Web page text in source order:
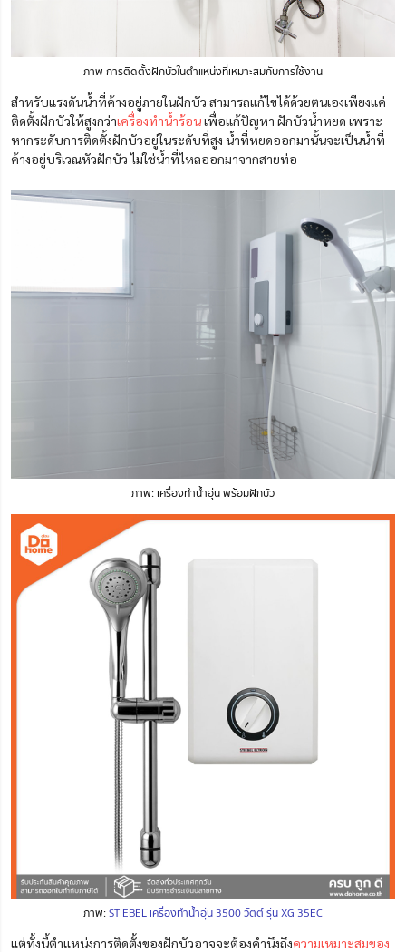
ภาพ การติดตั้งฝักบัวในตำแหน่งที่เหมาะสมกับการใช้งาน
สำหรับแรงดันน้ำที่ค้างอยู่ภายในฝักบัว สามารถแก้ไขได้ด้วยตนเองเพียงแค่
ติดตั้งฝักบัวให้สูงกว่าเครื่องทำน้ำร้อนเพื่อแก้ปัญหา ฝักบัวน้ำหยด เพราะ
หากระดับการติดตั้งฝักบัวอยู่ในระดับที่สูง น้ำที่หยดออกมานั้นจะเป็นน้ำที่
ค้างอยู่บริเวณหัวฝักบัว ไม่ใช่น้ำที่ไหลออกมาจากสายท่อ
ภาพ: เครื่องทำน้ำอุ่น พร้อมฝักบัว
ภาพ:STIEBEL เครื่องทำน้ำอุ่น 3500 วัตต์ รุ่น XG 35EC
แต่ทั้งนี้ตำแหน่งการติดตั้งของฝักบัวอาจจะต้องคำนึงถึงความเหมาะสมของ